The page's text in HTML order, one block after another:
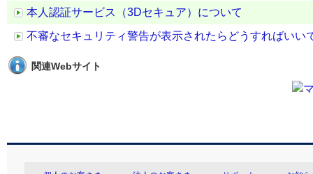
本人認証サービス（3Dセキュア）について
不審なセキュリティ警告が表示されたらどうすればいい
関連Webサイト